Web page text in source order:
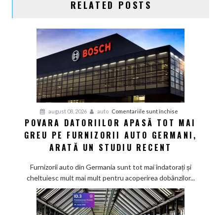
RELATED POSTS
august 08, 2026 auto Comentariile sunt închise
Povara
datoriilor
mai
greu
furnizorii
auto
POVARA DATORIILOR APASĂ TOT MAI
GREU PE FURNIZORII AUTO GERMANI,
ARATĂ UN STUDIU RECENT
Furnizorii auto din Germania sunt tot mai îndatorați și
cheltuiesc mult mai mult pentru acoperirea dobânzilor...